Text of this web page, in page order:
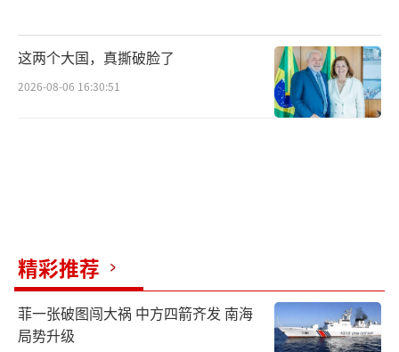
这两个大国，真撕破脸了
2026-08-06 16:30:51
精彩推荐
菲一张破图闯大祸 中方四箭齐发 南海
局势升级